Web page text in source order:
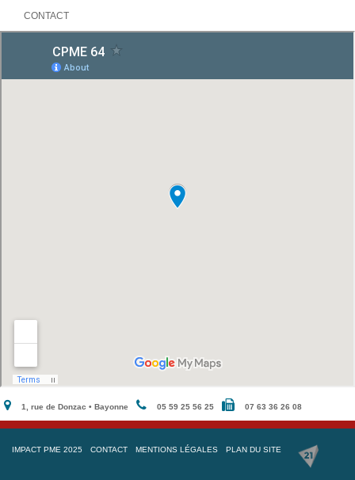
CONTACT
1, rue de Donzac • Bayonne 05 59 25 56 25 07 63 36 26 08
IMPACT PME 2025 CONTACT MENTIONS LÉGALES PLAN DU SITE